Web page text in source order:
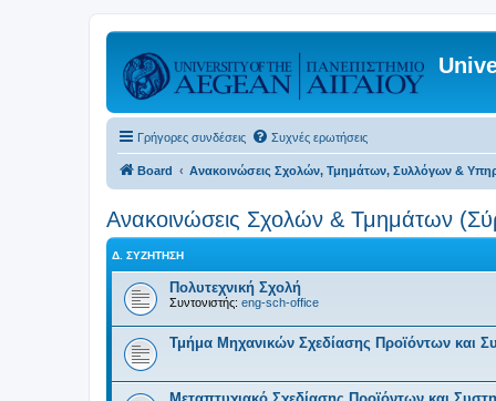
Γρήγορες συνδέσεις Συχνές ερωτήσεις
Board Ανακοινώσεις Σχολών, Τμημάτων, Συλλόγων &
Ανακοινώσεις Σχολών & Τμημάτων
Δ. ΣΥΖΉΤΗΣΗ
Πολυτεχνική Σχολή
Συντονιστής: eng-sch-office
Τμήμα Μηχανικών Σχεδίασης Προϊόντων και